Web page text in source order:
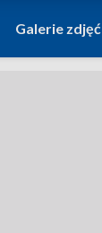
Galerie zdjęć